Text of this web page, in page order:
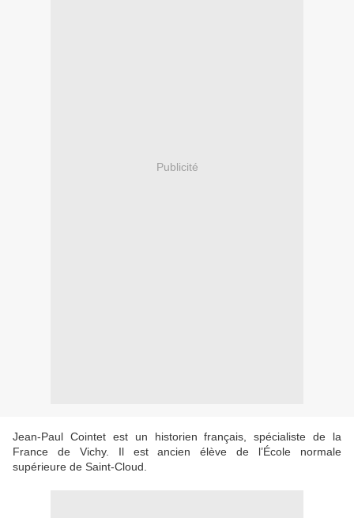
Publicité
Jean-Paul Cointet est un historien français, spécialiste de la
France de Vichy. Il est ancien élève de l’École normale
supérieure de Saint-Cloud.